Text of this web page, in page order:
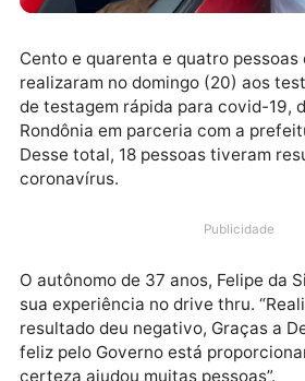
Cento e quarenta e quatro
realizaram no domingo (20)
de testagem rápida para covid-
Desse total, 18 pessoas tiveram
coronavírus.
Publicidade